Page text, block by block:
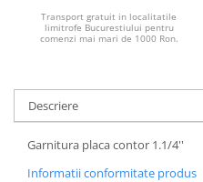
Transport gratuit in localitatile
limitrofe Bucurestiului pentru
comenzi mai mari de 1000 Ron.
Descriere
Garnitura placa contor 1.1/4''
Informatii conformitate produs